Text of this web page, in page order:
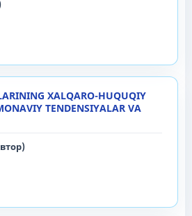
XALQARO-HUQUQIY
TENDENSIYALAR VA